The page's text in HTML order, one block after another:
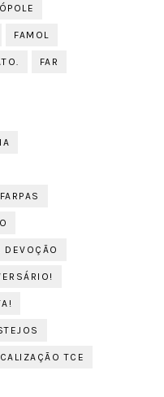
FAMOL
FAR
FARPAS
DEVOÇÃO
TCE